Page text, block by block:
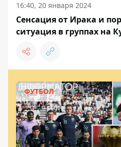
16:40, 20 января 2024
Сенсация от Ирака и
ситуация в группах на
ФУТБОЛ